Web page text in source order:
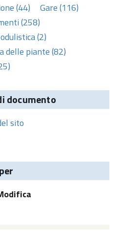
(44)
Gare (116)
(258)
(2)
delle piante (82)
documento
sito